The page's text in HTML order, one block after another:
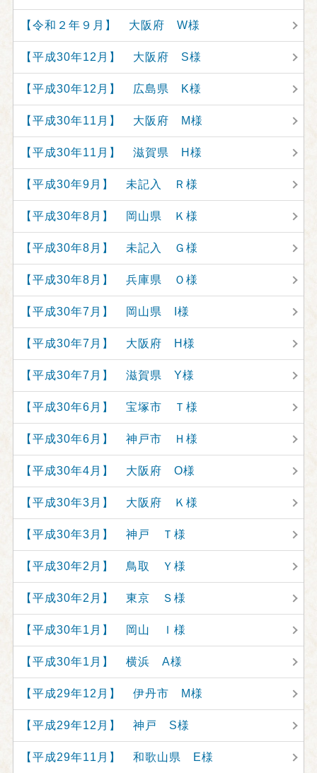
【令和２年９月】 大阪府 W様
【平成30年12月】 大阪府 S様
【平成30年12月】 広島県 K様
【平成30年11月】 大阪府 M様
【平成30年11月】 滋賀県 H様
【平成30年9月】 未記入 Ｒ様
【平成30年8月】 岡山県 Ｋ様
【平成30年8月】 未記入 Ｇ様
【平成30年8月】 兵庫県 Ｏ様
【平成30年7月】 岡山県 I様
【平成30年7月】 大阪府 H様
【平成30年7月】 滋賀県 Y様
【平成30年6月】 宝塚市 Ｔ様
【平成30年6月】 神戸市 Ｈ様
【平成30年4月】 大阪府 O様
【平成30年3月】 大阪府 Ｋ様
【平成30年3月】 神戸 Ｔ様
【平成30年2月】 鳥取 Ｙ様
【平成30年2月】 東京 Ｓ様
【平成30年1月】 岡山 Ｉ様
【平成30年1月】 横浜 A様
【平成29年12月】 伊丹市 M様
【平成29年12月】 神戸 S様
【平成29年11月】 和歌山県 E様